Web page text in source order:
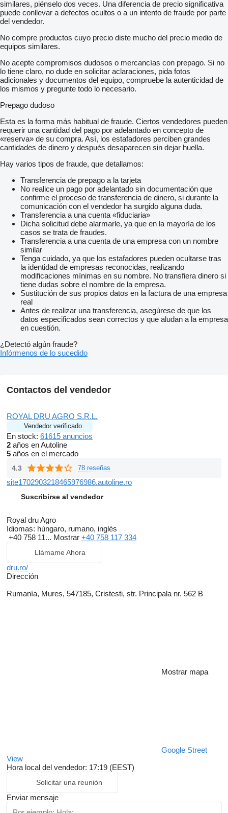
similares, piénselo dos veces. Una diferencia de precio significativa
puede conllevar a defectos ocultos o a un intento de fraude por parte
del vendedor.
No compre productos cuyo precio diste mucho del precio medio de
equipos similares.
No acepte compromisos dudosos o mercancías con prepago. Si no
lo tiene claro, no dude en solicitar aclaraciones, pida fotos
adicionales y documentos del equipo, compruebe la autenticidad de
los mismos y pregunte todo lo necesario.
Prepago dudoso
Esta es la forma más habitual de fraude. Ciertos vendedores pueden
requerir una cantidad del pago por adelantado en concepto de
«reserva» de su compra. Así, los estafadores perciben grandes
cantidades de dinero y después desaparecen sin dejar huella.
Hay varios tipos de fraude, que detallamos:
Transferencia de prepago a la tarjeta
No realice un pago por adelantado sin documentación que
confirme el proceso de transferencia de dinero, si durante la
comunicación con el vendedor ha surgido alguna duda.
Transferencia a una cuenta «fiduciaria»
Dicha solicitud debe alarmarle, ya que en la mayoría de los
casos se trata de fraudes.
Transferencia a una cuenta de una empresa con un nombre
similar
Tenga cuidado, ya que los estafadores pueden ocultarse tras
la identidad de empresas reconocidas, realizando
modificaciones mínimas en su nombre. No transfiera dinero si
tiene dudas sobre el nombre de la empresa.
Sustitución de sus propios datos en la factura de una empresa
real
Antes de realizar una transferencia, asegúrese de que los
datos especificados sean correctos y que aludan a la empresa
en cuestión.
¿Detectó algún fraude?
Infórmenos de lo sucedido
Contactos del vendedor
ROYAL DRU AGRO S.R.L.
Vendedor verificado
En stock: 61615 anuncios
2 años en Autoline
5 años en el mercado
4.3 78 reseñas
site1702903218465976986.autoline.ro
Suscribirse al vendedor
Royal dru Agro
Idiomas: húngaro, rumano, inglés
+40 758 11... Mostrar +40 758 117 334
Llámame Ahora
dru.ro/
Dirección
Rumanía, Mures, 547185, Cristesti, str. Principala nr. 562 B
Mostrar mapa
Google Street
View
Hora local del vendedor: 17:19 (EEST)
Solicitar una reunión
Enviar mensaje